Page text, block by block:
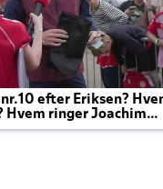
efter Eriksen?
Hvem ringer Joachim